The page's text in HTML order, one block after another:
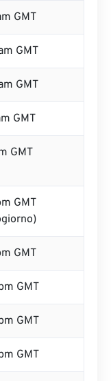
GMT
GMT
GMT
GMT
GMT
GMT
GMT
GMT
GMT
GMT